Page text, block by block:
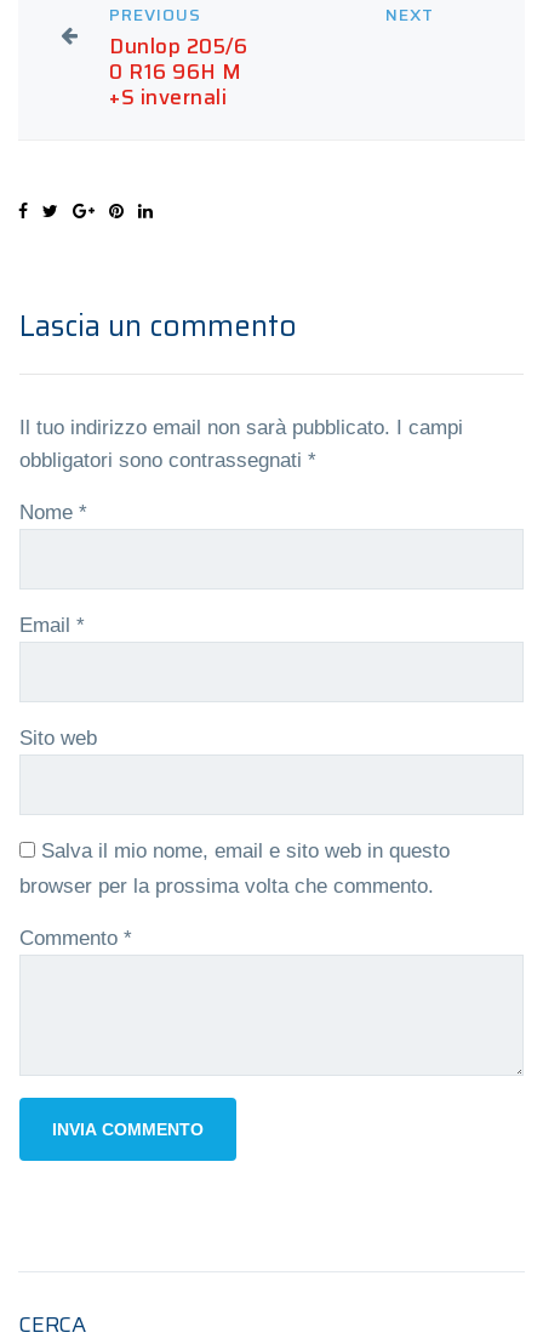
PREVIOUS
Dunlop 205/6
0 R16 96H M
+S invernali
NEXT
Lascia un commento
Il tuo indirizzo email non sarà pubblicato.
I campi
obbligatori sono contrassegnati *
Nome *
Email *
Sito web
Salva il mio nome, email e sito web in questo
browser per la prossima volta che commento.
Commento *
CERCA